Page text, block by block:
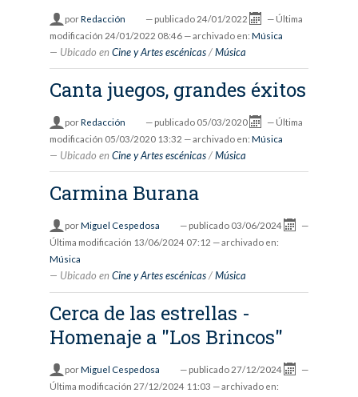
porRedacción — publicado 24/01/2022 — Última
modificación 24/01/2022 08:46 — archivado en: Música
Ubicado en Cine y Artes escénicas /Música
Canta juegos, grandes éxitos
porRedacción — publicado 05/03/2020 — Última
modificación 05/03/2020 13:32 — archivado en: Música
Ubicado en Cine y Artes escénicas /Música
Carmina Burana
porMiguel Cespedosa — publicado 03/06/2024
—
Última modificación 13/06/2024 07:12 — archivado en:
Música
Ubicado en Cine y Artes escénicas /Música
Cerca de las estrellas -
Homenaje a "Los Brincos"
porMiguel Cespedosa — publicado 27/12/2024
—
Última modificación 27/12/2024 11:03 — archivado en: